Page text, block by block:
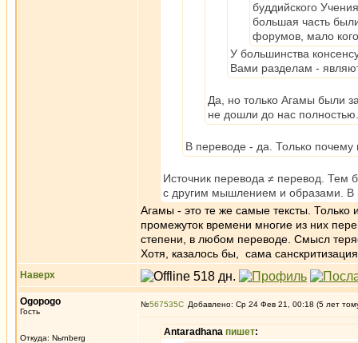
буддийского
большая часть
форумов, мало
У большинства
Вами разделам -
Да, но только Агамы были
не дошли до нас полностью.
В переводе - да. Только почему
Источник перевода ≠ перевод. Тем
с другим мышлением и образами. В
Агамы - это те же самые тексты. Только
промежуток времени многие из них
степени, в любом переводе. Смысл
Хотя, казалось бы, сама
Наверх
Ogopogo
Гость
Откуда: Nьrnberg
№567535 Добавлено: Ср 24 Фев 21, 00:18 (5 лет
Antaradhana пишет: